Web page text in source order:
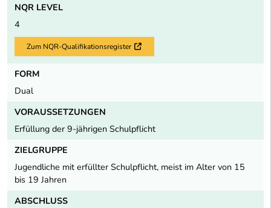
NQR LEVEL
4
Zum NQR-Qualifikationsregister Externer Link
FORM
Dual
VORAUSSETZUNGEN
Erfüllung der 9-jährigen Schulpflicht
ZIELGRUPPE
Jugendliche mit erfüllter Schulpflicht, meist im Alter von 15
bis 19 Jahren
ABSCHLUSS